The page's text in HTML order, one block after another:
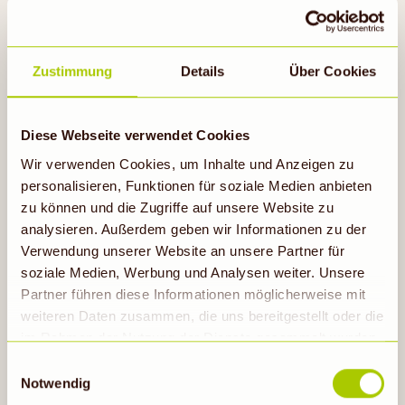
Zustimmung Details Über Cookies
Diese Webseite verwendet Cookies
Wir verwenden Cookies, um Inhalte und Anzeigen zu
personalisieren, Funktionen für soziale Medien anbieten
zu können und die Zugriffe auf unsere Website zu
analysieren. Außerdem geben wir Informationen zu der
Verwendung unserer Website an unsere Partner für
soziale Medien, Werbung und Analysen weiter. Unsere
Partner führen diese Informationen möglicherweise mit
weiteren Daten zusammen, die uns bereitgestellt oder die
im Rahmen der Nutzung der Dienste gesammelt wurden.
erhobenen Daten in den USA durch Google: Unsere
Notwendig
Tomaten, Gurken, Zwiebel, die knusprigen
Brotwürfel und das Dressing in einer Schüssel
vermengen.
Mit gerösteten Pinienkernen und frischem